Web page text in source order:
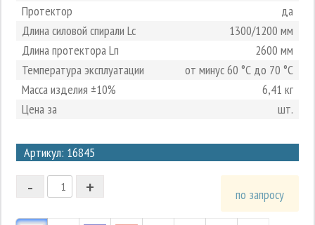
Протектор
да
Длина силовой спирали Lc
1300/1200 мм
Длина протектора Lп
2600 мм
Температура эксплуатации
от минус 60 °С до 70 °С
Масса изделия ±10%
6,41 кг
Цена за
шт.
Артикул: 16845
2
1
+
- по запросу